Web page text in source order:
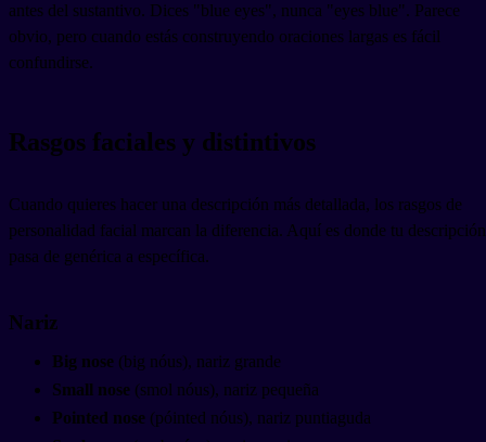
antes del sustantivo. Dices "blue eyes", nunca "eyes blue". Parece
obvio, pero cuando estás construyendo oraciones largas es fácil
confundirse.
Rasgos faciales y distintivos
Cuando quieres hacer una descripción más detallada, los rasgos de
personalidad facial marcan la diferencia. Aquí es donde tu descripción
pasa de genérica a específica.
Nariz
Big nose (big nóus), nariz grande
Small nose (smol nóus), nariz pequeña
Pointed nose (póinted nóus), nariz puntiaguda